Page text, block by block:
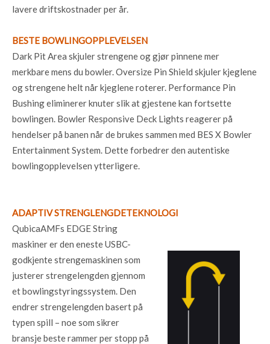
lavere driftskostnader per år.
BESTE BOWLINGOPPLEVELSEN
Dark Pit Area skjuler strengene og gjør pinnene mer
merkbare mens du bowler. Oversize Pin Shield skjuler kjeglene
og strengene helt når kjeglene roterer. Performance Pin
Bushing eliminerer knuter slik at gjestene kan fortsette
bowlingen. Bowler Responsive Deck Lights reagerer på
hendelser på banen når de brukes sammen med BES X Bowler
Entertainment System. Dette forbedrer den autentiske
bowlingopplevelsen ytterligere.
ADAPTIV STRENGLENGDETEKNOLOGI
QubicaAMFs EDGE String
maskiner er den eneste USBC-
godkjente strengemaskinen som
justerer strengelengden gjennom
et bowlingstyringssystem. Den
endrer strengelengden basert på
typen spill – noe som sikrer
bransje beste rammer per stopp på